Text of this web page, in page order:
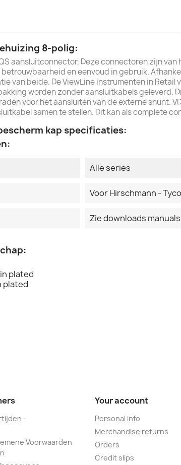
8-polig:
aansluitconnector. Deze connectoren zijn
en eenvoud in gebruik.
van beide. De ViewLine instrumenten in
worden zonder aansluitkabels geleverd.
voor het aansluiten van de externe shunt.
samen te stellen. Dit kan als complete
kap specificaties:
Alle series
Voor Hirschmann -
Zie downloads
plated
plated
-
Voorwaarden
Your account
Personal info
Merchandise returns
Orders
Credit slips